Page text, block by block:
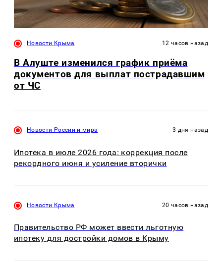
Новости Крыма 12 часов назад
В Алуште изменился график приёма
документов для выплат пострадавшим
от ЧС
Новости России и мира 3 дня назад
Ипотека в июле 2026 года: коррекция после
рекордного июня и усиление вторички
Новости Крыма 20 часов назад
Правительство РФ может ввести льготную
ипотеку для достройки домов в Крыму